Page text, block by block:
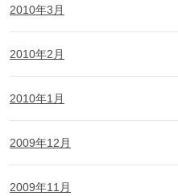
2010年3月
2010年2月
2010年1月
2009年12月
2009年11月